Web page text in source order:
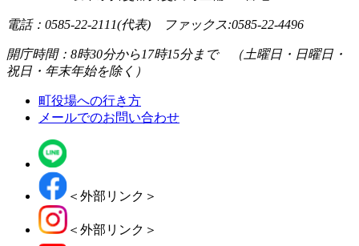
電話：0585-22-2111(代表) ファックス:0585-22-4496
開庁時間：8時30分から17時15分まで （土曜日・日曜日・
祝日・年末年始を除く）
町役場への行き方
メールでのお問い合わせ
＜外部リンク＞
＜外部リンク＞